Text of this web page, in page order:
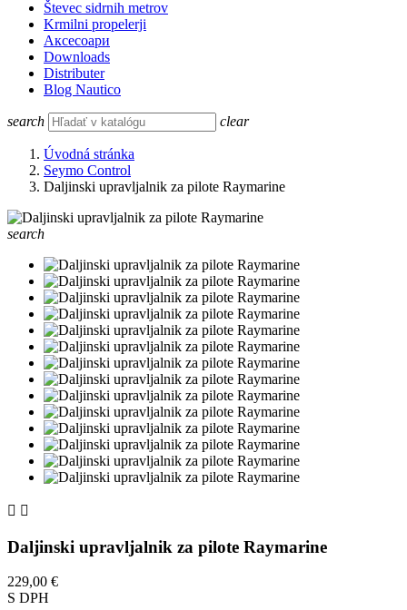
Števec sidrnih metrov
Krmilni propelerji
Аксесоари
Downloads
Distributer
Blog Nautico
search clear
Úvodná stránka
Seymo Control
Daljinski upravljalnik za pilote Raymarine
search
 
Daljinski upravljalnik za pilote Raymarine
229,00 €
S DPH